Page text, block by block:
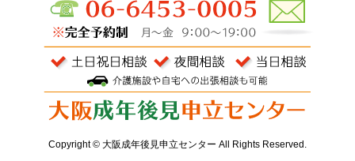
Copyright © 大阪成年後見申立センター All Rights Reserved.